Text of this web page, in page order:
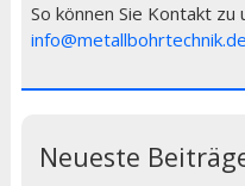
So können Sie Kontakt zu
Neueste